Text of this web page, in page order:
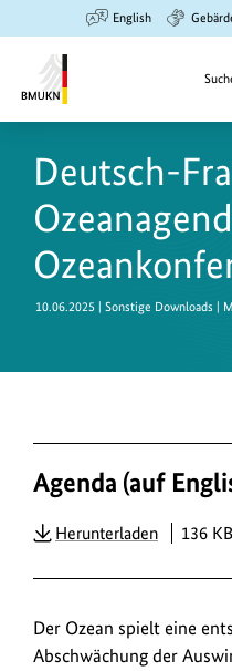
Hauptinhalt
springen
Suche
springen
Hauptnavigation
springen
English
Umwelt,
Naturschutz
und
nukleare
Sicherheit
Deutsch-
10.06.2025 | Sonstige Downloads |
Agenda (auf
HerunterladenPDF136 KB
Der Ozean spielt eine
Abschwächung der